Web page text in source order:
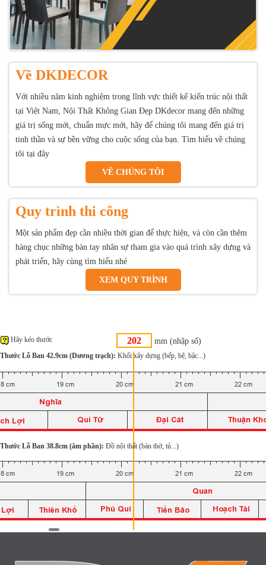
Về DKDECOR
Với nhiều năm kinh nghiệm trong lĩnh vực thiết kế kiến trúc nội thất
tại Việt Nam, Nội Thất Không Gian Đẹp DKdecor mang đến những
giá trị sống mới, chuẩn mực mới, hãy để chúng tôi mang đến giá trị
tinh thần và sự bền vững cho cuộc sống của bạn. Tìm hiểu về chúng
tôi tại đây
VỀ CHÚNG TÔI
Quy trình thi công
Một sản phẩm đẹp cần nhiều thời gian để thực hiện, và còn cần thêm
hàng chục những bàn tay nhân sự tham gia vào quá trình xây dựng và
phát triển, hãy cùng tìm hiểu nhé
XEM QUY TRÌNH
mm (nhập số)
Hãy kéo thước
Thước Lỗ Ban 42.9cm (Dương trạch): Khối xây dựng (bếp, bệ, bậc...)
Thước Lỗ Ban 38.8cm (âm phần): Đồ nội thất (bàn thờ, tủ...)